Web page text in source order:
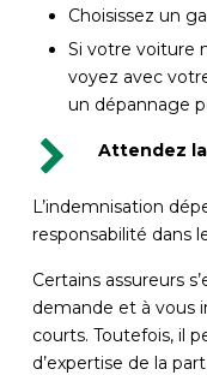
Choisissez un
Si votre voiture
voyez avec
un dépannage
Attendez
L’indemnisation
responsabilité dans
Certains assureurs
demande et à vous
courts. Toutefois, il
d’expertise de la